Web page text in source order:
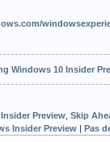
Windows 10 Insider
Insider Preview Skip
Insider Preview | Pas